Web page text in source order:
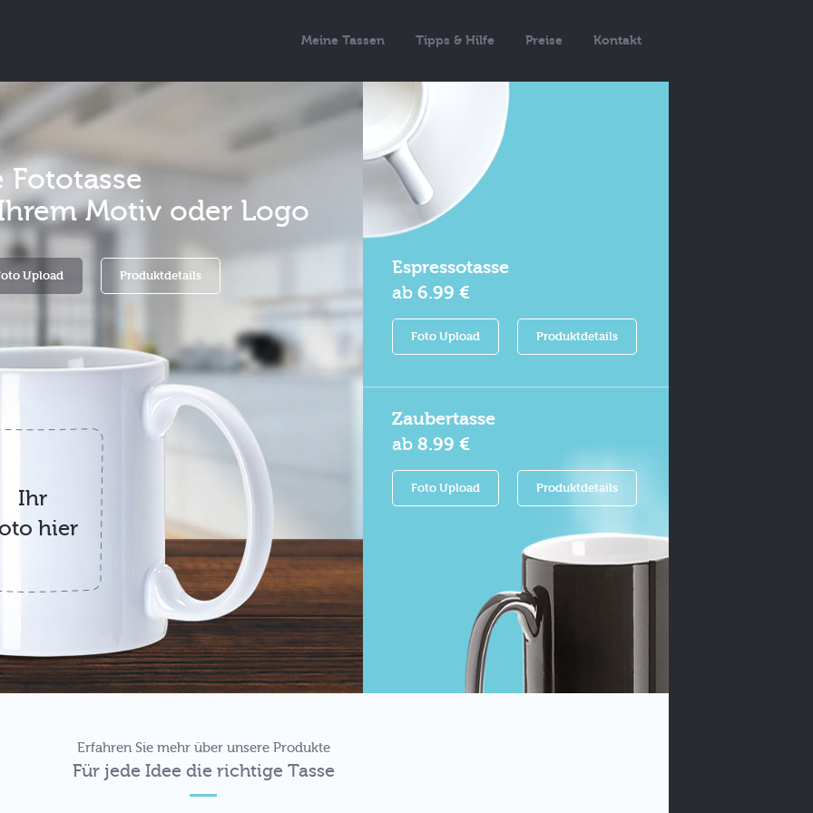
Meine Tassen Tipps & Hilfe Preise Kontakt
Fototasse
Motiv oder Logo
Upload Produktdetails
Ihr
hier
Espressotasse
ab 6.99 €
Foto Upload Produktdetails
Zaubertasse
ab 8.99 €
Foto Upload Produktdetails
Erfahren Sie mehr über unsere Produkte
Für jede Idee die richtige Tasse